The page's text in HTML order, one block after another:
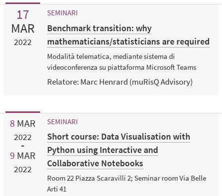
17
MAR
2022
SEMINARI
Benchmark transition: why
mathematicians/statisticians are required
Modalità telematica, mediante sistema di
videoconferenza su piattaforma Microsoft Teams
Relatore: Marc Henrard (muRisQ Advisory)
8 MAR
2022
9 MAR
2022
SEMINARI
Short course: Data Visualisation with
Python using Interactive and
Collaborative Notebooks
Room 22 Piazza Scaravilli 2; Seminar room Via Belle
Arti 41